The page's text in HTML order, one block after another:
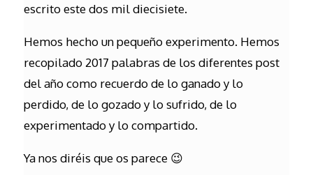
escrito este dos mil diecisiete.
Hemos hecho un pequeño experimento. Hemos
recopilado 2017 palabras de los diferentes post
del año como recuerdo de lo ganado y lo
perdido, de lo gozado y lo sufrido, de lo
experimentado y lo compartido.
Ya nos diréis que os parece 😉